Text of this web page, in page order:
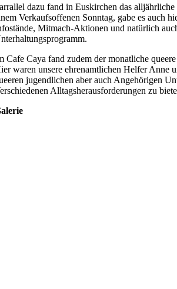
dazu fand in Euskirchen das
Verkaufsoffenen Sonntag, gabe es auch
Mitmach-Aktionen und natürlich
Cafe Caya fand zudem der monatliche
waren unsere ehrenamtlichen Helfer Anne
jugendlichen aber auch Angehörigen
Alltagsherausforderungen zu